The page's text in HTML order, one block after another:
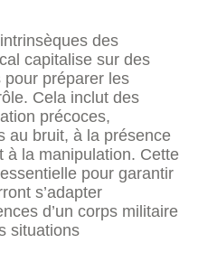
des
capitalise sur des
pour préparer les
Cela inclut des
précoces,
au bruit, à la présence
à la manipulation. Cette
pour garantir
s’adapter
d’un corps militaire
situations